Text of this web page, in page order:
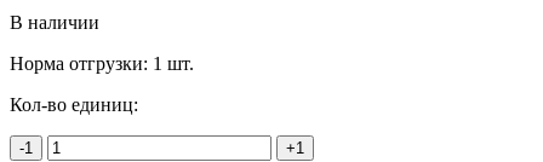
В наличии
Норма отгрузки: 1 шт.
Кол-во единиц:
-1 +1